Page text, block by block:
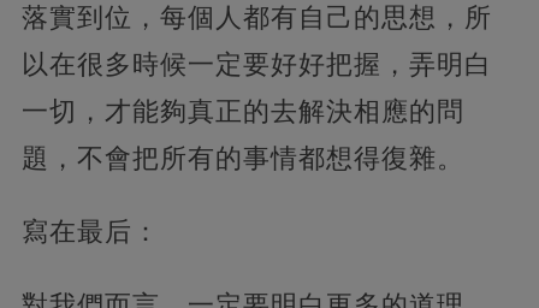
落實到位，每個人都有自己的思想，所
以在很多時候一定要好好把握，弄明白
一切，才能夠真正的去解決相應的問
題，不會把所有的事情都想得復雜。
寫在最后：